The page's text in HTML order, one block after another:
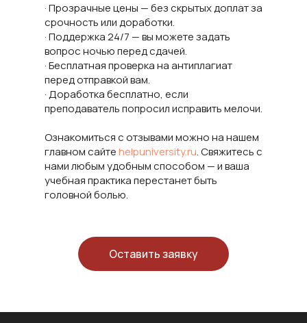
· Прозрачные цены — без скрытых доплат за
срочность или доработки.
· Поддержка 24/7 — вы можете задать
вопрос ночью перед сдачей.
· Бесплатная проверка на антиплагиат
перед отправкой вам.
· Доработка бесплатно, если
преподаватель попросил исправить мелочи.
Ознакомиться с отзывами можно на нашем
главном сайтеhelpuniversity.ru. Свяжитесь с
нами любым удобным способом — и ваша
учебная практика перестанет быть
головной болью.
Оставить заявку